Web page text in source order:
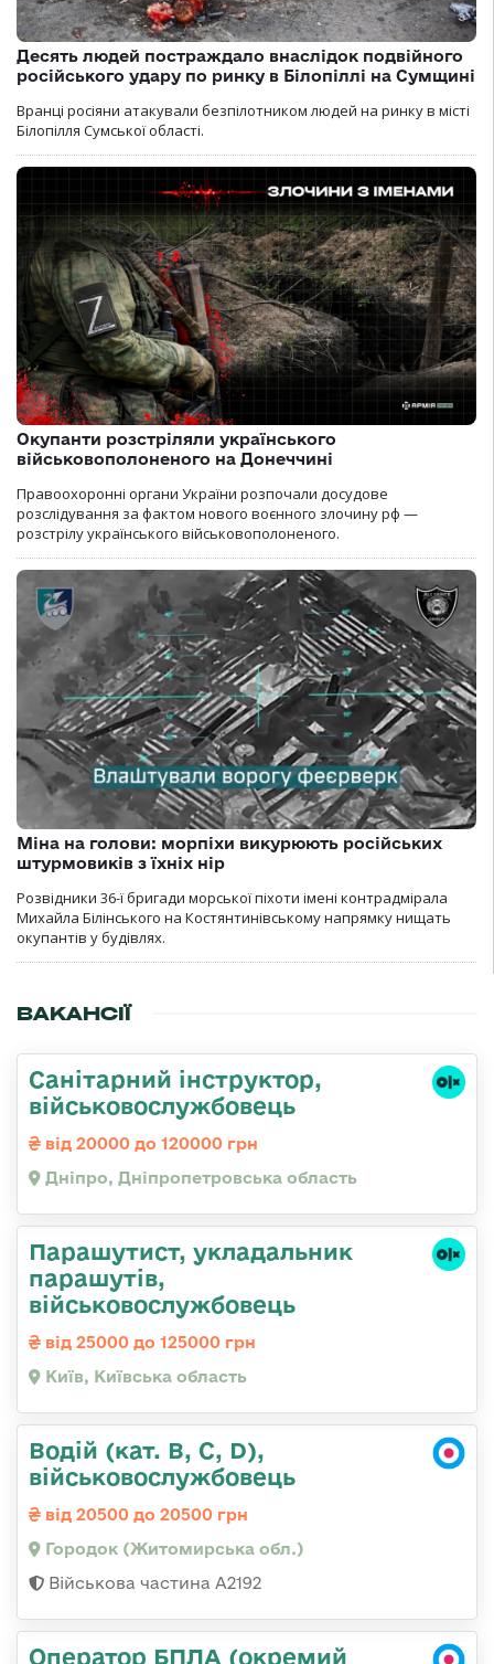
Десять людей постраждало внаслідок подвійного
російського удару по ринку в Білопіллі на Сумщині
Вранці росіяни атакували безпілотником людей на ринку в місті
Білопілля Сумської області.
Окупанти розстріляли українського
військовополоненого на Донеччині
Правоохоронні органи України розпочали досудове
розслідування за фактом нового воєнного злочину рф —
розстрілу українського військовополоненого.
Міна на голови: морпіхи викурюють російських
штурмовиків з їхніх нір
Розвідники 36-ї бригади морської піхоти імені контрадмірала
Михайла Білінського на Костянтинівському напрямку нищать
окупантів у будівлях.
ВАКАНСІЇ
Санітарний інструктор,
військовослужбовець
від 20000 до 120000 грн
Дніпро, Дніпропетровська область
Парашутист, укладальник
парашутів,
військовослужбовець
від 25000 до 125000 грн
Київ, Київська область
Водій (кат. B, C, D),
військовослужбовець
від 20500 до 20500 грн
Городок (Житомирська обл.)
Військова частина А2192
Оператор БПЛА (окремий